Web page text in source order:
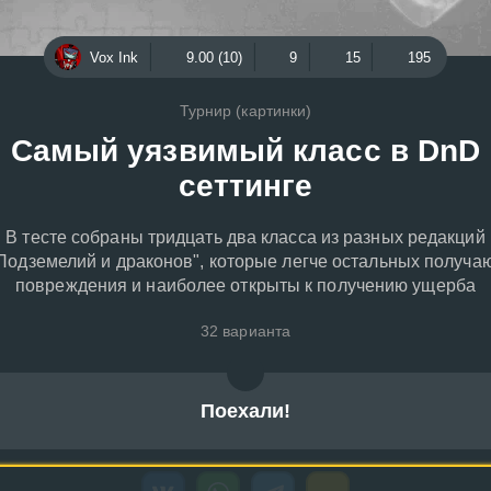
Vox Ink 9.00 (10) 9 15 195
Турнир (картинки)
Самый уязвимый класс в DnD
сеттинге
В тесте собраны тридцать два класса из разных редакций
и драконов", которые легче остальных
повреждения и наиболее открыты к получению ущерба
32 варианта
Поехали!